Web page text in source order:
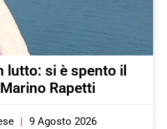
lutto: si è spento il
Rapetti
9 Agosto 2026